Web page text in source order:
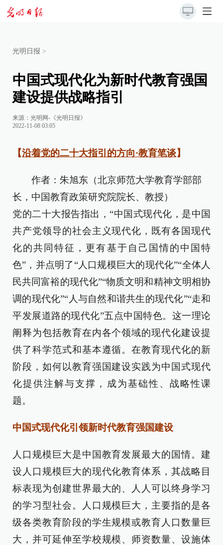
光明日报 >
中国式现代化为新时代教育强国
建设提供战略指引
来源： 光明网-《光明日报》
2022-11-08 03:05
【沿着党的二十大指引的方向·教育笔谈】
作者：朱旭东（北京师范大学教育学部部
长，中国教育政策研究院院长、教授）
党的二十大报告指出，“中国式现代化，是中国
共产党领导的社会主义现代化，既有各国现代
化的共同特征，更有基于自己国情的中国特
色”，并点明了“人口规模巨大的现代化”“全体人
民共同富裕的现代化”“物质文明和精神文明相协
调的现代化”“人与自然和谐共生的现代化”“走和
平发展道路的现代化”五点中国特色。这一理论
阐释为包括教育在内各个领域的现代化建设提
供了科学范式和基本遵循。在教育现代化的新
阶段，如何以教育强国建设实践为中国式现代
化提供注解与支撑，成为基础性、战略性课
题。
中国式现代化引领新时代教育强国建设
人口规模巨大是中国教育发展最大的国情。建
设人口规模巨大的现代化教育体系，其战略目
标表现为创建世界最大的、人人可以终身学习
的学习型社会。人口规模巨大，主要指的是各
级各类教育阶段的学生规模或教育人口数量巨
大，并可延伸至学校规模、师资数量、设施体